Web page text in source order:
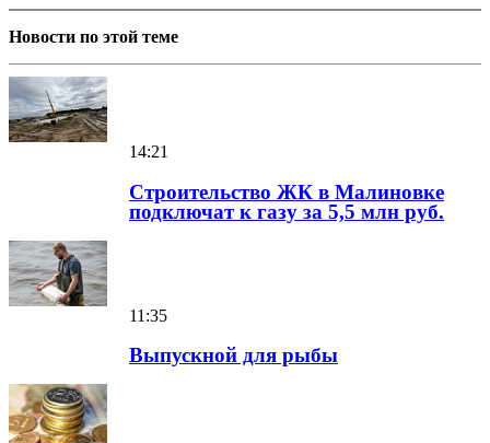
Новости по этой теме
14:21
Строительство ЖК в Малиновке
подключат к газу за 5,5 млн руб.
11:35
Выпускной для рыбы